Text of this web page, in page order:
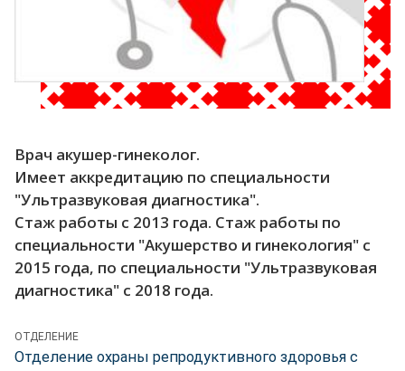
Врач акушер-гинеколог.
Имеет аккредитацию по специальности
"Ультразвуковая диагностика".
Стаж работы с 2013 года. Стаж работы по
специальности "Акушерство и гинекология" с
2015 года, по специальности "Ультразвуковая
диагностика" с 2018 года.
ОТДЕЛЕНИЕ
Отделение охраны репродуктивного здоровья с